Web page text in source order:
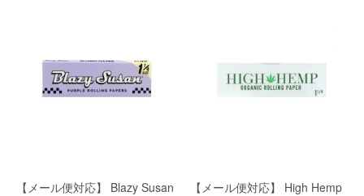
【メール便対応】 Blazy Susan
【メール便対応】 High Hemp